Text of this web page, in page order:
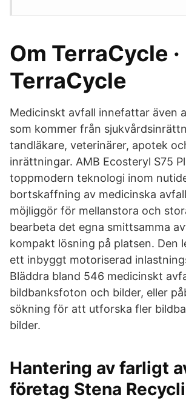
Om TerraCycle ·
TerraCycle
Medicinskt avfall innefattar även
som kommer från
tandläkare, veterinärer, apotek
inrättningar. AMB Ecosteryl S75
toppmodern teknologi inom
bortskaffning av medicinska
möjliggör för mellanstora och
bearbeta det egna smittsamma
kompakt lösning på platsen. Den
ett inbyggt motoriserad
Bläddra bland 546 medicinskt
bildbanksfoton och bilder, eller
sökning för att utforska fler
bilder.
Hantering av farligt
företag Stena